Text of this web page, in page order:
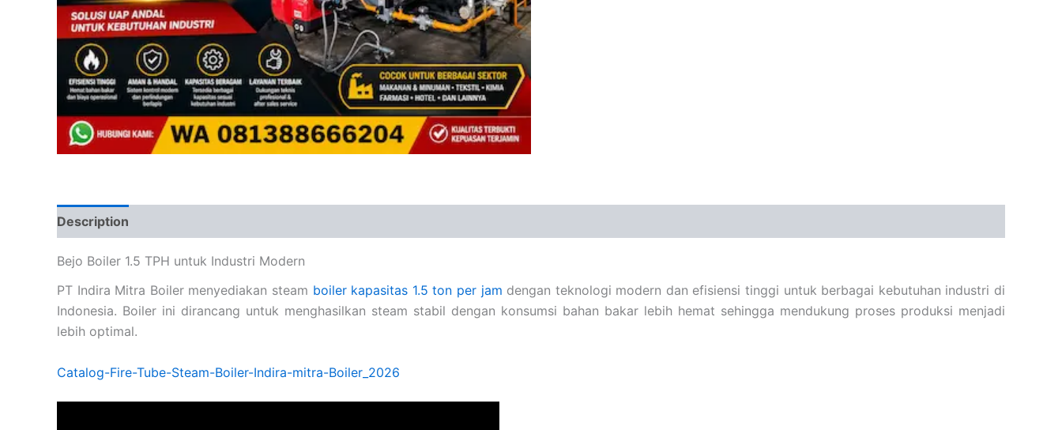
Description
Bejo Boiler 1.5 TPH untuk Industri Modern
PT Indira Mitra Boiler menyediakan steam boiler kapasitas 1.5 ton per jam dengan teknologi modern dan efisiensi tinggi untuk berbagai kebutuhan industri di
Indonesia. Boiler ini dirancang untuk menghasilkan steam stabil dengan konsumsi bahan bakar lebih hemat sehingga mendukung proses produksi menjadi
lebih optimal.
Catalog-Fire-Tube-Steam-Boiler-Indira-mitra-Boiler_2026